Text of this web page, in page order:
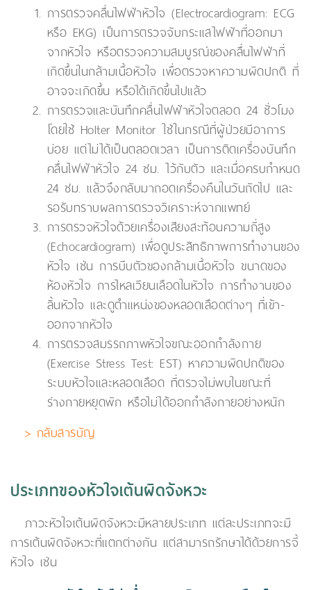
การตรวจคลื่นไฟฟ้าหัวใจ (Electrocardiogram: ECG
หรือ EKG) เป็นการตรวจจับกระแสไฟฟ้าที่ออกมา
จากหัวใจ หรือตรวจความสมบูรณ์ของคลื่นไฟฟ้าที่
เกิดขึ้นในกล้ามเนื้อหัวใจ เพื่อตรวจหาความผิดปกติ ที่
อาจจะเกิดขึ้น หรือได้เกิดขึ้นไปแล้ว
การตรวจและบันทึกคลื่นไฟฟ้าหัวใจตลอด 24 ชั่วโมง
โดยใช้ Holter Monitor ใช้ในกรณีที่ผู้ป่วยมีอาการ
บ่อย แต่ไม่ได้เป็นตลอดเวลา เป็นการติดเครื่องบันทึก
คลื่นไฟฟ้าหัวใจ 24 ชม. ไว้กับตัว และเมื่อครบกำหนด
24 ชม. แล้วจึงกลับมาถอดเครื่องคืนในวันถัดไป และ
รอรับทราบผลการตรวจวิเคราะห์จากแพทย์
การตรวจหัวใจด้วยเครื่องเสียงสะท้อนความถี่สูง
(Echocardiogram) เพื่อดูประสิทธิภาพการทำงานของ
หัวใจ เช่น การบีบตัวของกล้ามเนื้อหัวใจ ขนาดของ
ห้องหัวใจ การไหลเวียนเลือดในหัวใจ การทำงานของ
ลิ้นหัวใจ และดูตำแหน่งของหลอดเลือดต่างๆ ที่เข้า-
ออกจากหัวใจ
การตรวจสมรรถภาพหัวใจขณะออกกำลังกาย
(Exercise Stress Test: EST) หาความผิดปกติของ
ระบบหัวใจและหลอดเลือด ที่ตรวจไม่พบในขณะที่
ร่างกายหยุดพัก หรือไม่ได้ออกกำลังกายอย่างหนัก
> กลับสารบัญ
ประเภทของหัวใจเต้นผิดจังหวะ
ภาวะหัวใจเต้นผิดจังหวะมีหลายประเภท แต่ละประเภทจะมี
การเต้นผิดจังหวะที่แตกต่างกัน แต่สามารถรักษาได้ด้วยการจี้
หัวใจ เช่น